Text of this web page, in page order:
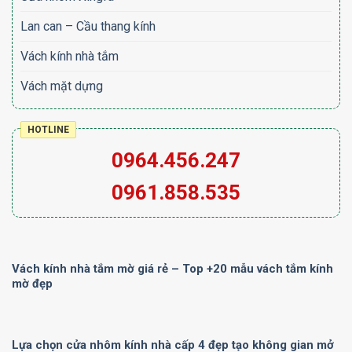
Lan can – Cầu thang kính
Vách kính nhà tắm
Vách mặt dựng
HOTLINE
0964.456.247
0961.858.535
Vách kính nhà tắm mờ giá rẻ – Top +20 mẫu vách tắm kính
mờ đẹp
Lựa chọn cửa nhôm kính nhà cấp 4 đẹp tạo không gian mở